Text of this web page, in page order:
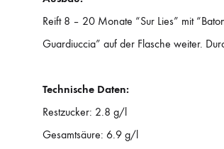
Reift 8 – 20 Monate “Sur Lies” mit
Guardiuccia” auf der Flasche weiter.
Technische Daten:
Restzucker: 2.8 g/l
Gesamtsäure: 6.9 g/l